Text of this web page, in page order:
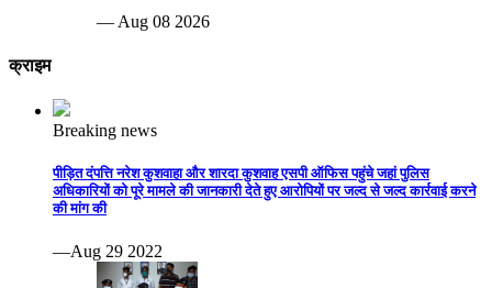
— Aug 08 2026
क्राइम
Breaking news
पीड़ित दंपत्ति नरेश कुशवाहा और शारदा कुशवाह एसपी ऑफिस पहुंचे जहां पुलिस
अधिकारियों को पूरे मामले की जानकारी देते हुए आरोपियों पर जल्द से जल्द कार्रवाई करने
की मांग की
—Aug 29 2022